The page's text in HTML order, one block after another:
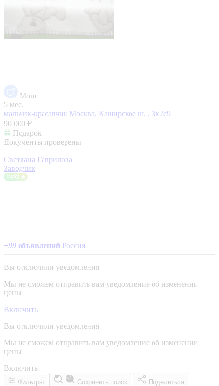
Мопс
5 мес.
мальчик-красавчик Москва, Каширское ш. , 3к2с9
90 000 ₽
Подарок
Документы проверены
Светлана Гаврилова
Заводчик
+99 объявлений Россия
Вы отключили уведомления
Мы не сможем отправить вам уведомление об изменении
цены
Включить
Вы отключили уведомления
Мы не сможем отправить вам уведомление об изменении
цены
Включить
Фильтры Сохранить поиск Поделиться